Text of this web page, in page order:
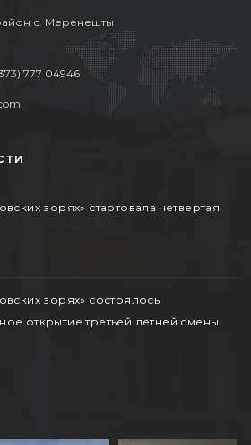
с. Меренешты
777 04946
зорях» стартовала четвертая
зорях» состоялось
открытие третьей летней смены